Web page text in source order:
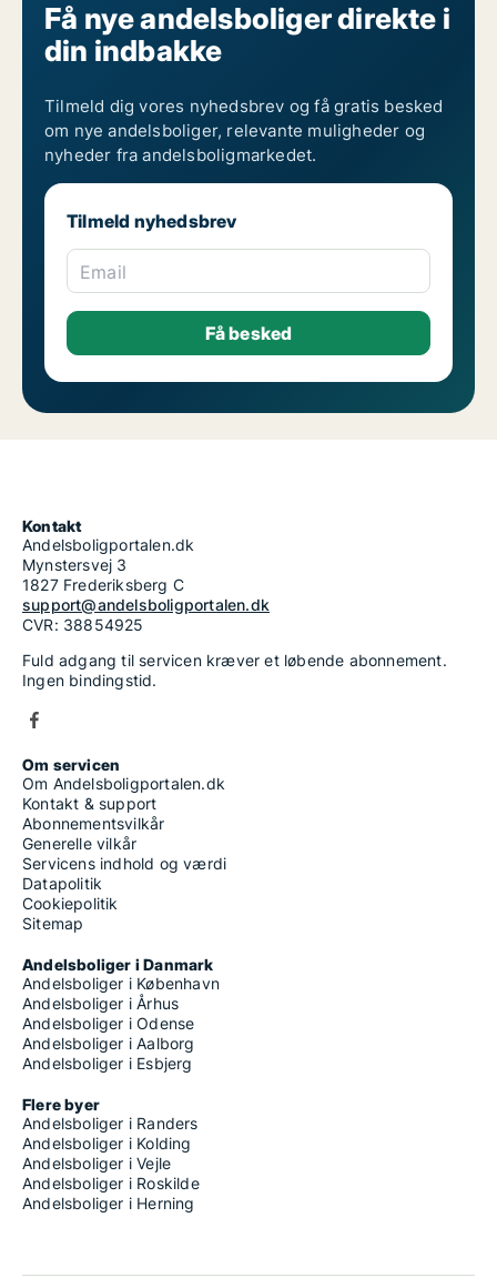
Få nye andelsboliger direkte i
din indbakke
Tilmeld dig vores nyhedsbrev og få gratis besked
om nye andelsboliger, relevante muligheder og
nyheder fra andelsboligmarkedet.
Tilmeld nyhedsbrev
Email
Kontakt
Andelsboligportalen.dk
Mynstersvej 3
1827 Frederiksberg C
support@andelsboligportalen.dk
CVR: 38854925
Fuld adgang til servicen kræver et løbende abonnement.
Ingen bindingstid.
Om servicen
Om Andelsboligportalen.dk
Kontakt & support
Abonnementsvilkår
Generelle vilkår
Servicens indhold og værdi
Datapolitik
Cookiepolitik
Sitemap
Andelsboliger i Danmark
Andelsboliger i København
Andelsboliger i Århus
Andelsboliger i Odense
Andelsboliger i Aalborg
Andelsboliger i Esbjerg
Flere byer
Andelsboliger i Randers
Andelsboliger i Kolding
Andelsboliger i Vejle
Andelsboliger i Roskilde
Andelsboliger i Herning